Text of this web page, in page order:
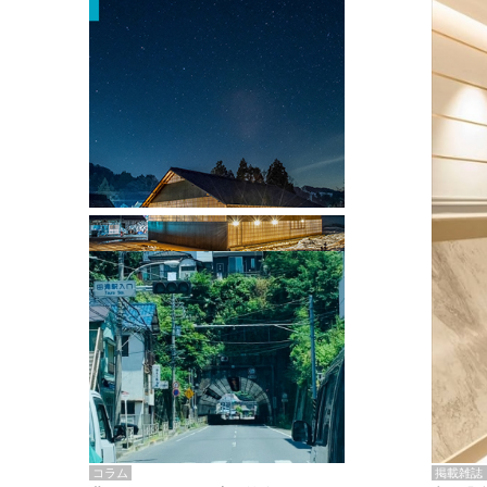
掲載雑誌
掲載雑誌・書籍
『街歩き研修「アールデコとモダニズ
ム、和風バロック」』のレポート記事が
掲載
コラム